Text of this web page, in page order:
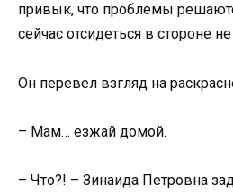
привык, что проблемы
сейчас отсидеться в стороне
Он перевел взгляд на
– Мам… езжай домой.
– Что?! – Зинаида Петровна